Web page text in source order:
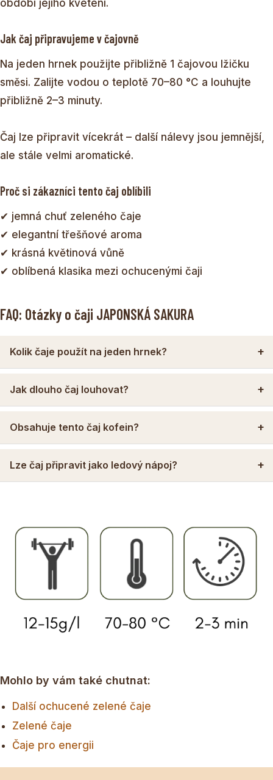
období jejího kvetení.
Jak čaj připravujeme v čajovně
Na jeden hrnek použijte přibližně 1 čajovou lžičku
směsi. Zalijte vodou o teplotě 70–80 °C a louhujte
přibližně 2–3 minuty.
Čaj lze připravit vícekrát – další nálevy jsou jemnější,
ale stále velmi aromatické.
Proč si zákazníci tento čaj oblíbili
✔ jemná chuť zeleného čaje
✔ elegantní třešňové aroma
✔ krásná květinová vůně
✔ oblíbená klasika mezi ochucenými čaji
FAQ: Otázky o čaji JAPONSKÁ SAKURA
Kolik čaje použít na jeden hrnek?
Jak dlouho čaj louhovat?
Obsahuje tento čaj kofein?
Lze čaj připravit jako ledový nápoj?
Mohlo by vám také chutnat:
Další ochucené zelené čaje
Zelené čaje
Čaje pro energii